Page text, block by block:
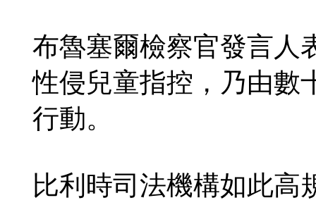
布魯塞爾檢察官發言人
性侵兒童指控，乃由數
行動。
比利時司法機構如此高